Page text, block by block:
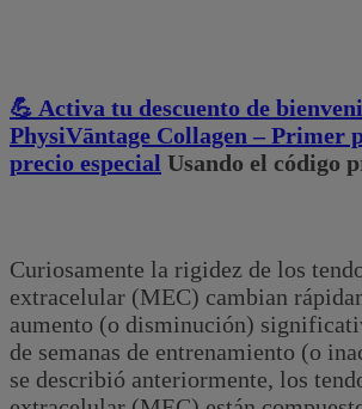
💪 Activa tu descuento de
PhysiVāntage Collagen – Primer
precio especial Usando el código
Curiosamente la rigidez de los
extracelular (MEC) cambian
aumento (o disminución)
de semanas de entrenamiento (o
se describió anteriormente, los